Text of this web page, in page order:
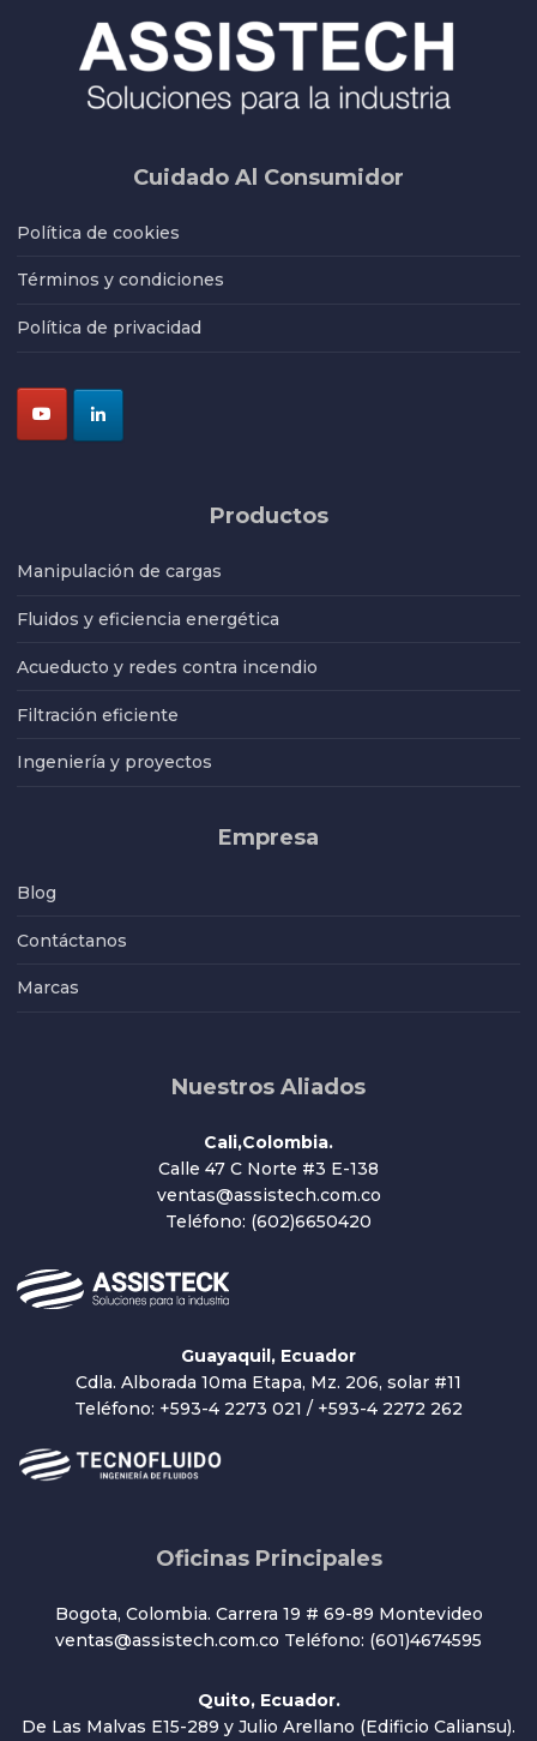
Cuidado Al Consumidor
Política de cookies
Términos y condiciones
Política de privacidad
Productos
Manipulación de cargas
Fluidos y eficiencia energética
Acueducto y redes contra incendio
Filtración eficiente
Ingeniería y proyectos
Empresa
Blog
Contáctanos
Marcas
Nuestros Aliados
Cali,Colombia.
Calle 47 C Norte #3 E-138
ventas@assistech.com.co
Teléfono: (602)6650420
Guayaquil, Ecuador
Cdla. Alborada 10ma Etapa, Mz. 206, solar #11
Teléfono: +593-4 2273 021 / +593-4 2272 262
Oficinas Principales
Bogota, Colombia. Carrera 19 # 69-89 Montevideo
ventas@assistech.com.co Teléfono: (601)4674595
Quito, Ecuador.
De Las Malvas E15-289 y Julio Arellano (Edificio Caliansu).